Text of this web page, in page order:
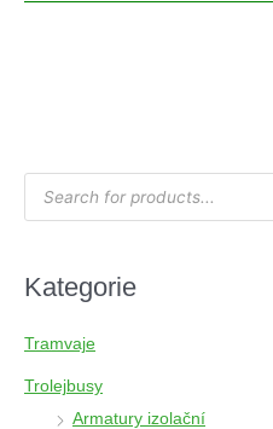
P
d
s
a
r
h
Kategorie
Tramvaje
Trolejbusy
Armatury izolační